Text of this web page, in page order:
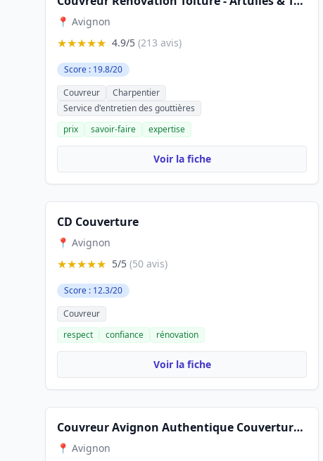
📍 Avignon
★★★★★ 4.9/5 (213 avis)
Score : 19.8/20
Couvreur
Charpentier
Service d'entretien des gouttières
prix
savoir-faire expertise
Voir la fiche
CD Couverture
📍 Avignon
★★★★★ 5/5 (50 avis)
Score : 12.3/20
Couvreur
respect
confiance rénovation
Voir la fiche
Couvreur Avignon Authentique Couverture - Rénovation Toiture
📍 Avignon